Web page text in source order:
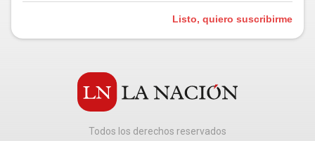
Listo, quiero suscribirme
Todos los derechos reservados